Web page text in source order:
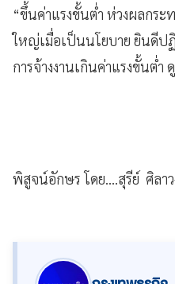
“ขึ้นค่าแรงขั้นต่ำ ห่วงผลกร
ใหญ่เมื่อเป็นนโยบาย ยินดี
การจ้างงานเกินค่าแรงขั้นต่ำ
พิสูจน์อักษร โดย....สุรีย์ ศิลา